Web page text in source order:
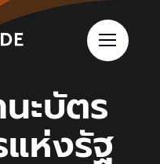
ะบัตร
ห่งรัฐ